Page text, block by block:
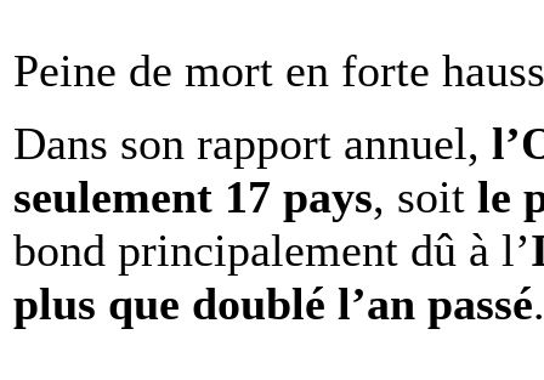
Peine de mort en forte
Dans son rapport annuel,
seulement 17 pays, soit le
bond principalement dû à l’
plus que doublé l’an passé.